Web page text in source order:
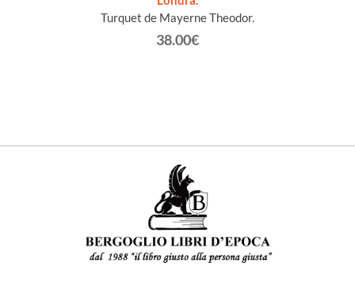
Turquet de Mayerne Theodor.
38.00€